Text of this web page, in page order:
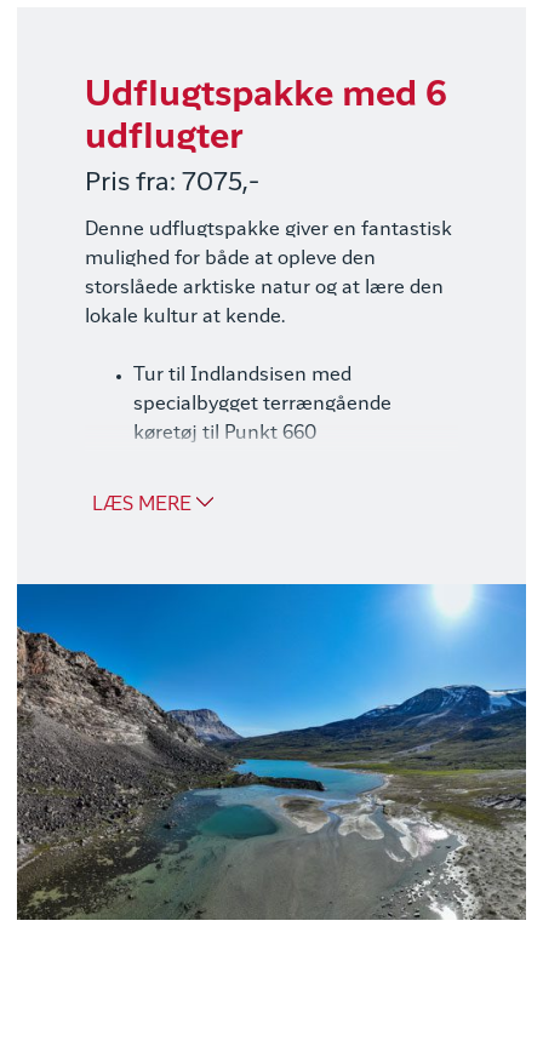
Udflugtspakke med 6
udflugter
Pris fra: 7075,-
Denne udflugtspakke giver en fantastisk
mulighed for både at opleve den
storslåede arktiske natur og at lære den
lokale kultur at kende.
Tur til Indlandsisen med
specialbygget terrængående
køretøj til Punkt 660
Julemandens hus (aftenvandring)
Godt at vide
Vores udflugtspakker består af de mest
populære udflugter og er tilpasset
rejsens dagsprogram. Vi anbefaler, at du
bestiller pakken samtidig med din
rejsebestilling, for bestiller du senere,
risikerer du, at udflugtspakken er
udsolgt.
LÆS MERE